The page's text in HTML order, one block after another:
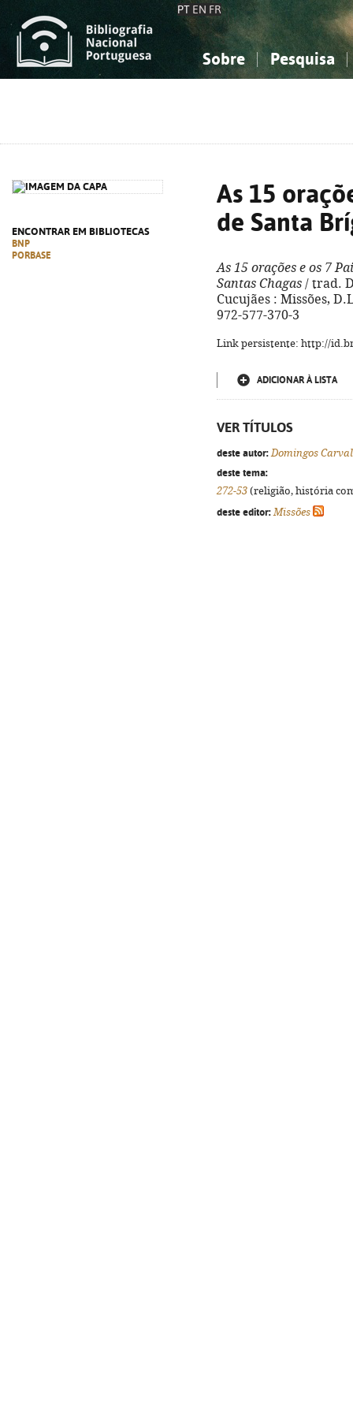
PT EN FR
Sobre Pesquisa
ENCONTRAR EM BIBLIOTECAS
BNP
PORBASE
As 15
de Santa
As 15 orações e os 7
Santas Chagas / trad.
Cucujães : Missões,
972-577-370-3
Link persistente: http://
ADICIONAR À LISTA
VER TÍTULOS
deste autor: Domingos
deste tema:
272-53 (religião, história
deste editor: Missões